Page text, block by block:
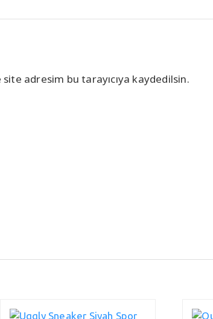
adresim bu tarayıcıya kaydedilsin.